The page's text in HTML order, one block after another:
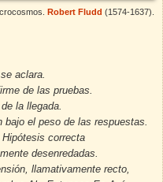
Robert Fludd (1574-1637).
aclara.
de las pruebas.
la llegada.
el peso de las respuestas.
correcta
desenredadas.
llamativamente recto,